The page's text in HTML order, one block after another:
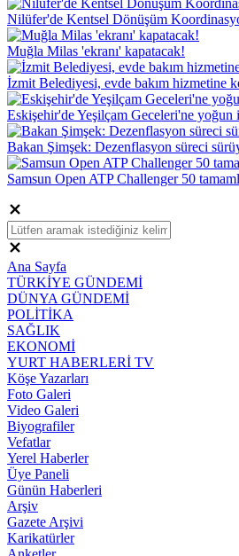
Nilüfer'de Kentsel Dönüşüm
Muğla Milas 'ekranı' kapatacak!
İzmit Belediyesi, evde bakım hizmetine
Eskişehir'de Yeşilçam Geceleri'ne yoğun
Bakan Şimşek: Dezenflasyon süreci
Samsun Open ATP Challenger 50
Ana Sayfa
TÜRKİYE GÜNDEMİ
DÜNYA GÜNDEMİ
POLİTİKA
SAĞLIK
EKONOMİ
YURT HABERLERİ TV
Köşe Yazarları
Foto Galeri
Video Galeri
Biyografiler
Vefatlar
Yerel Haberler
Üye Paneli
Günün Haberleri
Arşiv
Gazete Arşivi
Karikatürler